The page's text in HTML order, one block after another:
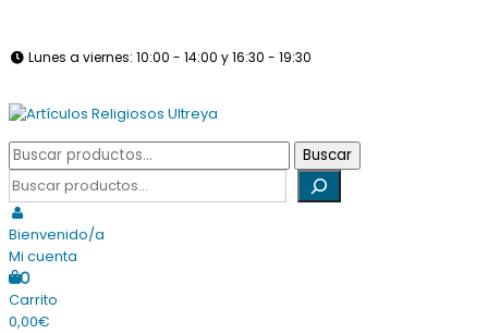
contenido
Lunes a viernes: 10:00 - 14:00 y 16:30 - 19:30
Artículos Religiosos Ultreya
Tienda online dedicada a la venta de todo tipo de artículos
religiosos
Buscar
por:
Buscar
Buscar
Bienvenido/a
Mi cuenta
0
Carrito
0,00€